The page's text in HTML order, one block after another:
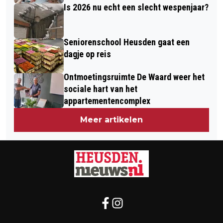
Is 2026 nu echt een slecht wespenjaar?
Seniorenschool Heusden gaat een
dagje op reis
Ontmoetingsruimte De Waard weer het
sociale hart van het
appartementencomplex
Meer artikelen